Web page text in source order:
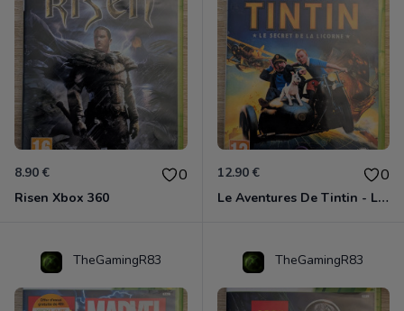
8.90 € 0
Risen Xbox 360
12.90 € 0
Le Aventures De Tintin - Le Secret De La Licorne Xbox 360
TheGamingR83 TheGamingR83